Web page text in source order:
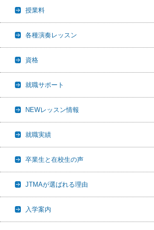
授業料
各種演奏レッスン
資格
就職サポート
NEWレッスン情報
就職実績
卒業生と在校生の声
JTMAが選ばれる理由
入学案内